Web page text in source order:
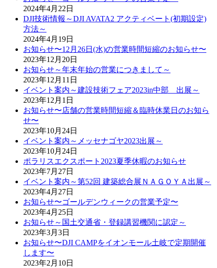
2024年4月22日
DJI技術情報～DJI AVATA2 アクティベート(初期設定)
方法～
2024年4月19日
お知らせ〜12月26日(水)の営業時間短縮のお知らせ〜
2023年12月20日
お知らせ～年末年始の営業につきまして～
2023年12月11日
イベント案内～建設技術フェア2023in中部 出展～
2023年12月1日
お知らせ〜店舗の営業時間短縮＆臨時休業日のお知ら
せ〜
2023年10月24日
イベント案内～メッセナゴヤ2023出展～
2023年10月24日
ポラリスエクスポート2023夏季休暇のお知らせ
2023年7月27日
イベント案内～第52回 建築総合展ＮＡＧＯＹＡ出展～
2023年4月27日
お知らせ〜ゴールデンウィークの営業予定〜
2023年4月25日
お知らせ～国土交通省・登録講習機関に認定～
2023年3月3日
お知らせ〜DJI CAMPをイオンモール土岐で定期開催
します〜
2023年2月10日